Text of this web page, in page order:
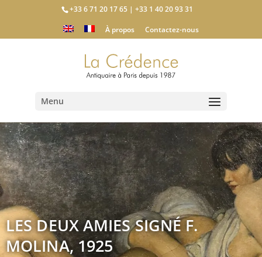
+33 6 71 20 17 65 | +33 1 40 20 93 31
À propos Contactez-nous
Menu
LES DEUX AMIES SIGNÉ F.
MOLINA, 1925